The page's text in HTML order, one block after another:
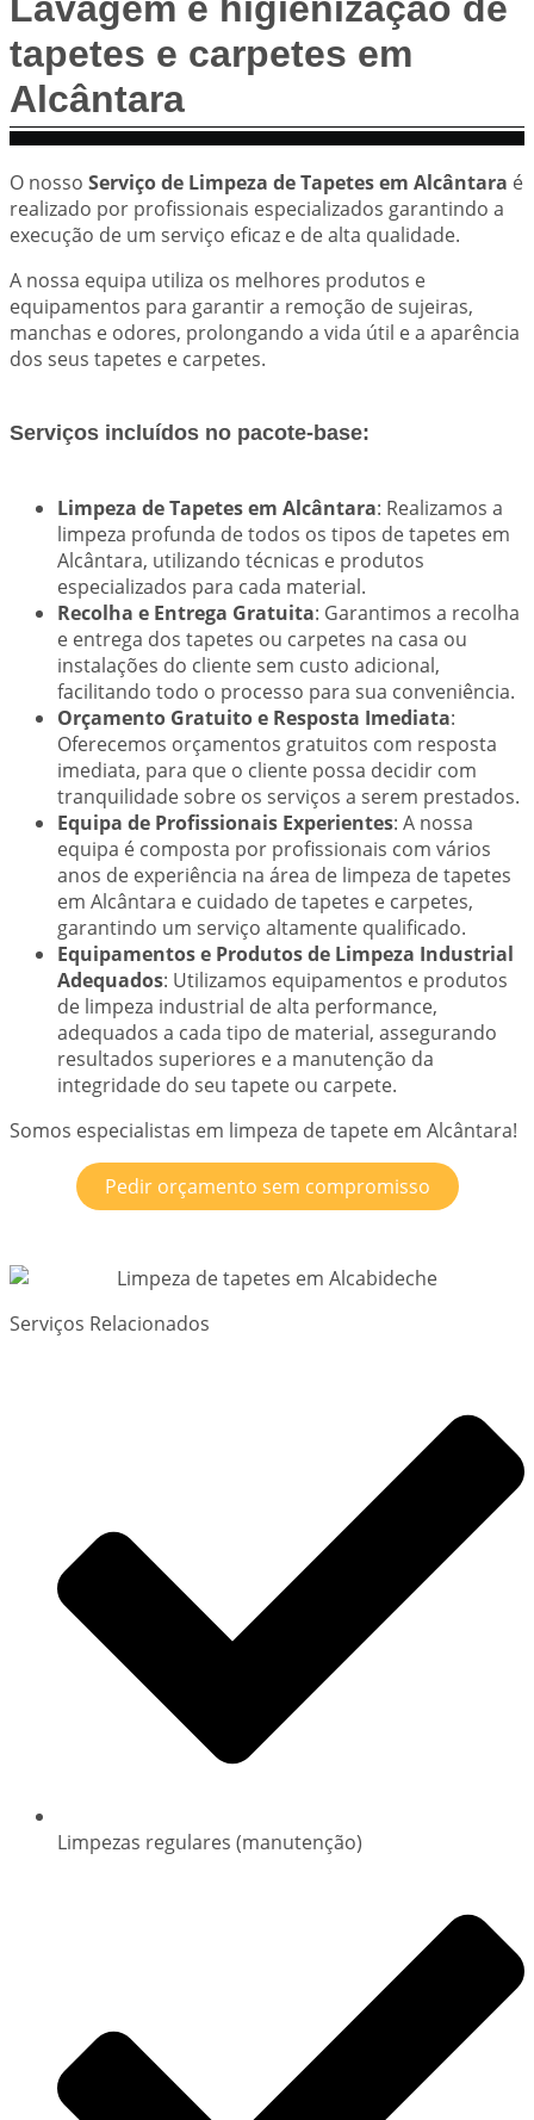
tapetes e carpetes em
Alcântara
O nosso Serviço de Limpeza de Tapetes em Alcântara é
realizado por profissionais especializados garantindo a
execução de um serviço eficaz e de alta qualidade.
A nossa equipa utiliza os melhores produtos e
equipamentos para garantir a remoção de sujeiras,
manchas e odores, prolongando a vida útil e a aparência
dos seus tapetes e carpetes.
Serviços incluídos no pacote-base:
Limpeza de Tapetes em Alcântara: Realizamos a
limpeza profunda de todos os tipos de tapetes em
Alcântara, utilizando técnicas e produtos
especializados para cada material.
Recolha e Entrega Gratuita: Garantimos a recolha
e entrega dos tapetes ou carpetes na casa ou
instalações do cliente sem custo adicional,
facilitando todo o processo para sua conveniência.
Orçamento Gratuito e Resposta Imediata:
Oferecemos orçamentos gratuitos com resposta
imediata, para que o cliente possa decidir com
tranquilidade sobre os serviços a serem prestados.
Equipa de Profissionais Experientes: A nossa
equipa é composta por profissionais com vários
anos de experiência na área de limpeza de tapetes
em Alcântara e cuidado de tapetes e carpetes,
garantindo um serviço altamente qualificado.
Equipamentos e Produtos de Limpeza Industrial
Adequados: Utilizamos equipamentos e produtos
de limpeza industrial de alta performance,
adequados a cada tipo de material, assegurando
resultados superiores e a manutenção da
integridade do seu tapete ou carpete.
Somos especialistas em limpeza de tapete em Alcântara!
Pedir orçamento sem compromisso
Serviços Relacionados
Limpezas regulares (manutenção)